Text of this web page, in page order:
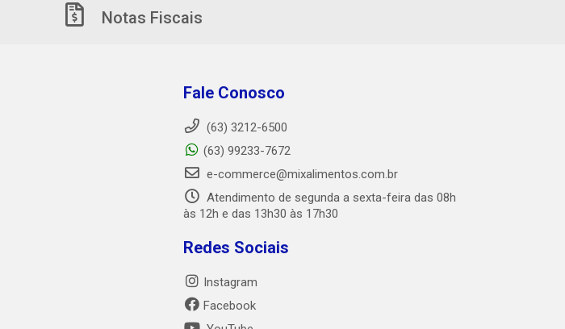
Notas Fiscais
Fale Conosco
(63) 3212-6500
(63) 99233-7672
e-commerce@mixalimentos.com.br
Atendimento de segunda a sexta-feira das 08h
às 12h e das 13h30 às 17h30
Redes Sociais
Instagram
Facebook